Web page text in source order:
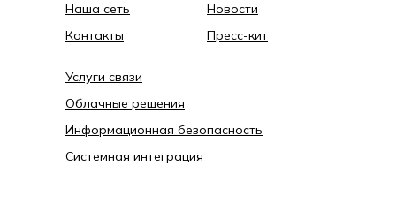
Наша сеть
Контакты
Новости
Пресс-кит
Услуги связи
Облачные решения
Информационная безопасность
Системная интеграция